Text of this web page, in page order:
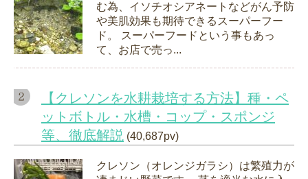
む為、イソチオシアネートなどがん予防
や美肌効果も期待できるスーパーフー
ド。 スーパーフードという事もあっ
て、お店で売っ...
【クレソンを水耕栽培する方法】種・ペ
ットボトル・水槽・コップ・スポンジ
等、徹底解説 (40,687pv)
クレソン（オレンジガラシ）は繁殖力が